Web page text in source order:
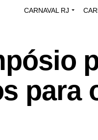
CARNAVAL RJ
para